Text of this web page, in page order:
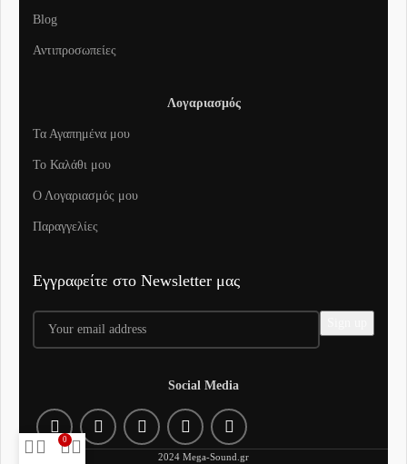
Blog
Αντιπροσωπείες
Λογαριασμός
Τα Αγαπημένα μου
To Καλάθι μου
Ο Λογαριασμός μου
Παραγγελίες
Εγγραφείτε στο Newsletter μας
Social Media
2024 Mega-Sound.gr
0